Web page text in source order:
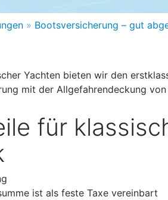
» Bootsversicherung – gut
Yachten bieten wir den
mit der Allgefahrendeckung von
für
ist als feste Taxe vereinbart